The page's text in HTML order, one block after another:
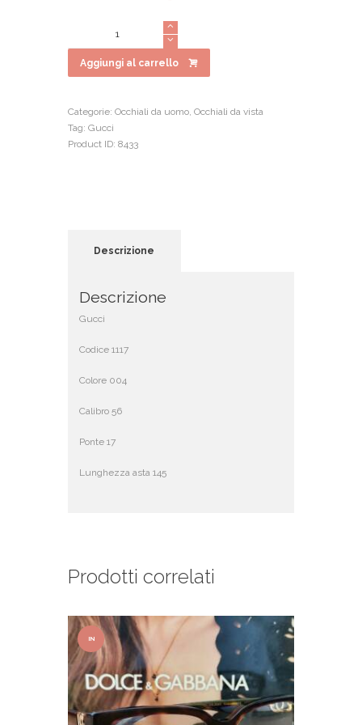
originale
era:
€195.00.
quantità
Aggiungi al carrello
Categorie: Occhiali da uomo Occhiali da vista
Tag: Gucci
Product ID: 8433
Descrizione
Descrizione
Gucci
Codice 1117
Colore 004
Calibro 56
Ponte 17
Lunghezza asta 145
Prodotti correlati
IN
OFFER
TA!